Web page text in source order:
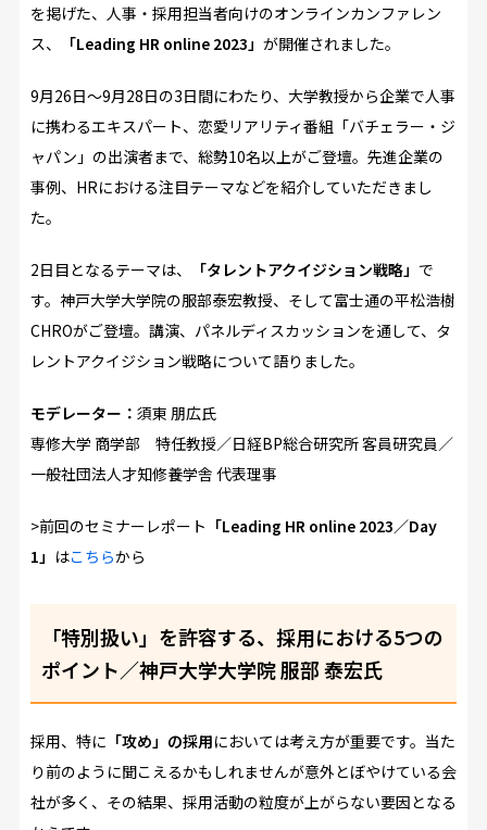
を掲げた、人事・採用担当者向けのオンラインカンファレン
ス、
「Leading HR online 2023」 が開催されました。
9月26日～9月28日の3日間にわたり、大学教授から企業で人事
に携わるエキスパート、恋愛リアリティ番組「バチェラー・ジ
ャパン」の出演者まで、総勢10名以上がご登壇。先進企業の
事例、HRにおける注目テーマなどを紹介していただきまし
た。
2日目となるテーマは、 「タレントアクイジション戦略」 で
す。神戸大学大学院の服部泰宏教授、そして富士通の平松浩樹
CHROがご登壇。講演、パネルディスカッションを通して、タ
レントアクイジション戦略について語りました。
モデレーター： 須東 朋広氏
専修大学 商学部 特任教授／日経BP総合研究所 客員研究員／
一般社団法人才知修養学舎 代表理事
>前回のセミナーレポート 「Leading HR online 2023／Day
1」 はこちらから
「特別扱い」を許容する、採用における5つの
ポイント／神戸大学大学院 服部 泰宏氏
採用、特に 「攻め」の採用においては考え方が重要です。当た
り前のように聞こえるかもしれませんが意外とぼやけている会
社が多く、その結果、採用活動の粒度が上がらない要因となる